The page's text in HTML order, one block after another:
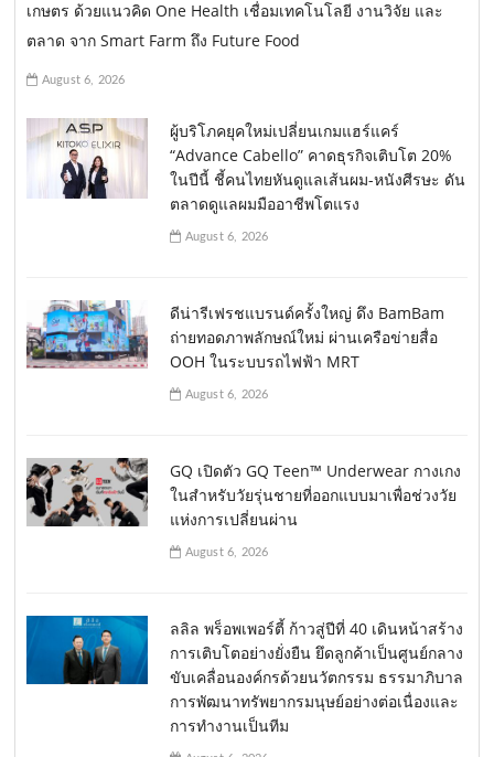
เกษตร ด้วยแนวคิด One Health เชื่อมเทคโนโลยี งานวิจัย และ
ตลาด จาก Smart Farm ถึง Future Food
August 6, 2026
ผู้บริโภคยุคใหม่เปลี่ยนเกมแฮร์แคร์
“Advance Cabello” คาดธุรกิจเติบโต 20%
ในปีนี้ ชี้คนไทยหันดูแลเส้นผม-หนังศีรษะ ดัน
ตลาดดูแลผมมืออาชีพโตแรง
August 6, 2026
ดีน่ารีเฟรชแบรนด์ครั้งใหญ่ ดึง BamBam
ถ่ายทอดภาพลักษณ์ใหม่ ผ่านเครือข่ายสื่อ
OOH ในระบบรถไฟฟ้า MRT
August 6, 2026
GQ เปิดตัว GQ Teen™ Underwear กางเกง
ในสำหรับวัยรุ่นชายที่ออกแบบมาเพื่อช่วงวัย
แห่งการเปลี่ยนผ่าน
August 6, 2026
ลลิล พร็อพเพอร์ตี้ ก้าวสู่ปีที่ 40 เดินหน้าสร้าง
การเติบโตอย่างยั่งยืน ยึดลูกค้าเป็นศูนย์กลาง
ขับเคลื่อนองค์กรด้วยนวัตกรรม ธรรมาภิบาล
การพัฒนาทรัพยากรมนุษย์อย่างต่อเนื่องและ
การทำงานเป็นทีม